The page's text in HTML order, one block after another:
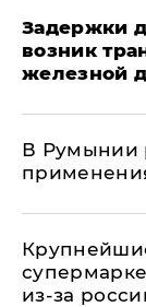
Задержки
возник
железной
В Румынии
из-за